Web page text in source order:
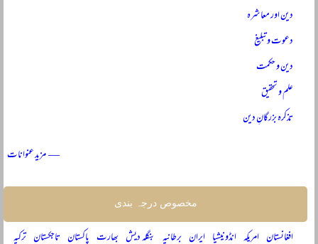
دین اور معاشرہ
دعوت و تبلیغ
دین و حکمت
علم و تحقیق
تذکرہ بزرگانِ دین
— مزید عنوانات
مخصوص درجہ بندی
افغانستان امریکہ انڈونیشیا ایران برطانیہ بنگلہ دیش بھارت پاکستان تاجکستان ترکیہ